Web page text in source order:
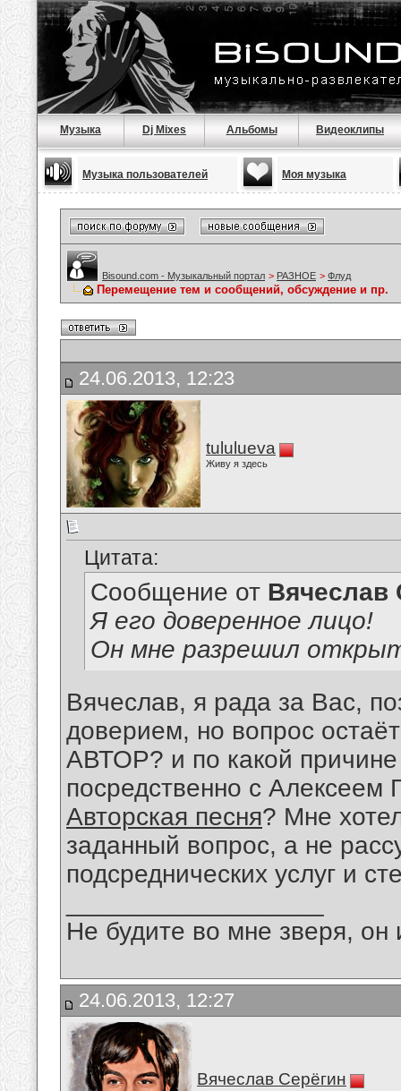
Музыка Dj Mixes Альбомы Видеоклипы
Музыка пользователей Моя музыка
Bisound.com - Музыкальный портал > РАЗНОЕ > Флуд
Перемещение тем и сообщений, обсуждение и пр.
24.06.2013, 12:23
tululueva
Живу я здесь
Цитата:
Сообщение от Вячеслав
Я его доверенное лицо!
Он мне разрешил
Вячеслав, я рада за Вас,
доверием, но вопрос
АВТОР? и по какой
посредственно с Алексеем
Авторская песня? Мне
заданный вопрос, а не
подсреднических услуг и
Не будите во мне зверя, он
24.06.2013, 12:27
Вячеслав Серёгин